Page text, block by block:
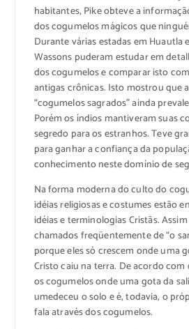
habitantes, Pike obteve a
dos cogumelos mágicos que
Durante várias estadas em Huautla
Wassons puderam estudar em
dos cogumelos e comparar isto
antigas crônicas. Isto mostrou que
“cogumelos sagrados” ainda
Porém os índios mantiveram suas
segredo para os estranhos. Teve
para ganhar a confiança da
conhecimento neste domínio de
Na forma moderna do culto do
idéias religiosas e costumes estão
idéias e terminologias Cristãs.
chamados freqüentemente de “o
porque eles só crescem onde uma
Cristo caiu na terra. De acordo
os cogumelos onde uma gota da
umedeceu o solo e é, todavia, o
fala através dos cogumelos.